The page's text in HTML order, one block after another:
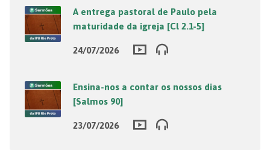
A entrega pastoral de Paulo pela
maturidade da igreja [Cl 2.1-5]
24/07/2026
Ensina-nos a contar os nossos dias
[Salmos 90]
23/07/2026